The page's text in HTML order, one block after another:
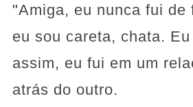
"Amiga, eu nunca fui de
eu sou careta, chata.
assim, eu fui em um
atrás do outro.